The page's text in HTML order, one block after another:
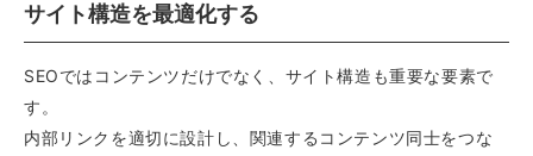
サイト構造を最適化する
SEOではコンテンツだけでなく、サイト構造も重要な要素で
す。
内部リンクを適切に設計し、関連するコンテンツ同士をつな